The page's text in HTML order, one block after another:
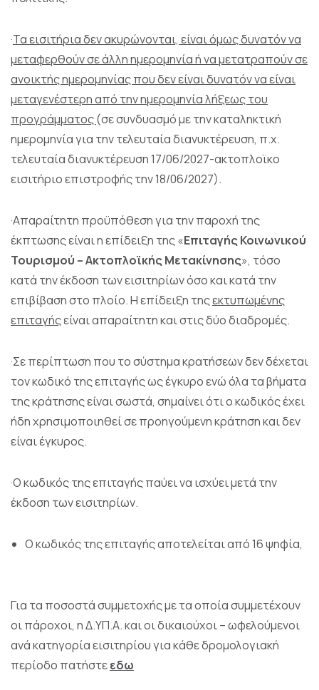
·Τα εισιτήρια δεν ακυρώνονται, είναι όμως δυνατόν να
μεταφερθούν σε άλλη ημερομηνία ή να μετατραπούν σε
ανοικτής ημερομηνίας που δεν είναι δυνατόν να είναι
μεταγενέστερη από την ημερομηνία λήξεως του
προγράμματος(σε συνδυασμό με την καταληκτική
ημερομηνία για την τελευταία διανυκτέρευση, π.χ.
τελευταία διανυκτέρευση 17/06/2027-ακτοπλοϊκο
εισιτήριο επιστροφής την 18/06/2027).
·Απαραίτητη προϋπόθεση για την παροχή της
έκπτωσης είναι η επίδειξη της «Επιταγής Κοινωνικού
Τουρισμού – Ακτοπλοϊκής Μετακίνησης», τόσο
κατά την έκδοση των εισιτηρίων όσο και κατά την
επιβίβαση στο πλοίο. Η επίδειξη τηςεκτυπωμένης
επιταγήςείναι απαραίτητη και στις δύο διαδρομές.
·Σε περίπτωση που το σύστημα κρατήσεων δεν δέχεται
τον κωδικό της επιταγής ως έγκυρο ενώ όλα τα βήματα
της κράτησης είναι σωστά, σημαίνει ότι ο κωδικός έχει
ήδη χρησιμοποιηθεί σε προηγούμενη κράτηση και δεν
είναι έγκυρος.
·Ο κωδικός της επιταγής παύει να ισχύει μετά την
έκδοση των εισιτηρίων.
Ο κωδικός της επιταγής αποτελείται από 16 ψηφία,
Για τα ποσοστά συμμετοχής με τα οποία συμμετέχουν
οι πάροχοι, η Δ.ΥΠ.Α. και οι δικαιούχοι – ωφελούμενοι
ανά κατηγορία εισιτηρίου για κάθε δρομολογιακή
περίοδο πατήστεεδω